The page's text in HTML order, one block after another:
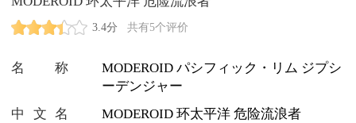
3.4分 共有5个评价
名称
MODEROID パシフィック・リム ジプシ
ーデンジャー
中文名
MODEROID 环太平洋 危险流浪者